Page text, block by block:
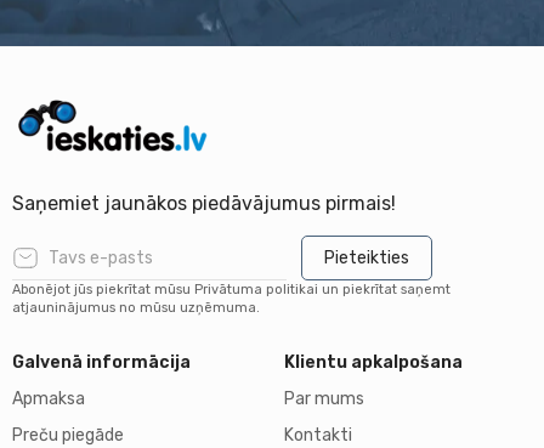
Saņemiet jaunākos piedāvājumus pirmais!
Pieteikties
Abonējot jūs piekrītat mūsu Privātuma politikai un piekrītat saņemt
atjauninājumus no mūsu uzņēmuma.
Galvenā informācija
Apmaksa
Preču piegāde
Klientu apkalpošana
Par mums
Kontakti